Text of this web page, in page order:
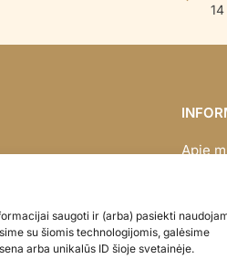
saugoti ir (arba) pasiekti
su šiomis technologijomis, galėsime
arba unikalūs ID šioje svetainėje.
Apie